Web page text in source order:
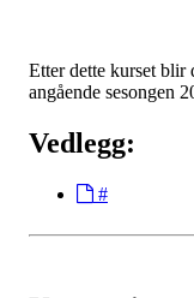
Etter dette kurset blir
angående sesongen
Vedlegg:
#